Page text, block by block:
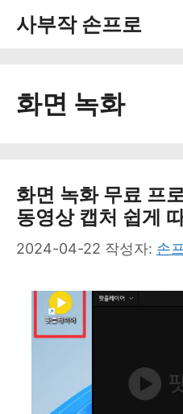
사부작 손프로
화면 녹화
화면 녹화 무료 프
동영상 캡처 쉽게
2024-04-22 작성자: 손